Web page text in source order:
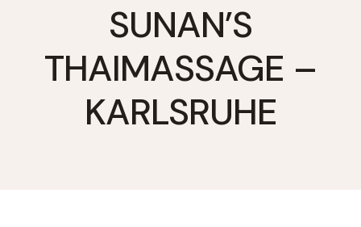
SUNAN’S
THAIMASSAGE –
KARLSRUHE